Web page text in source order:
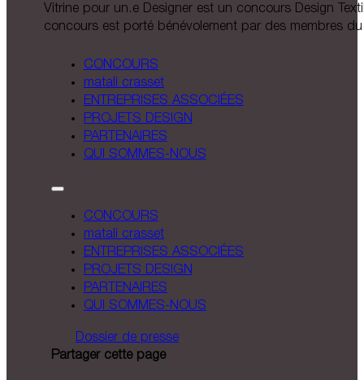
Vitrine pour un.e Designer est un concours Design
concours est porté bénévolement par des membres
CONCOURS
matali crasset
ENTREPRISES ASSOCIÉES
PROJETS DESIGN
PARTENAIRES
QUI SOMMES-NOUS
CONCOURS
matali crasset
ENTREPRISES ASSOCIÉES
PROJETS DESIGN
PARTENAIRES
QUI SOMMES-NOUS
Dossier de presse
Partager cette page